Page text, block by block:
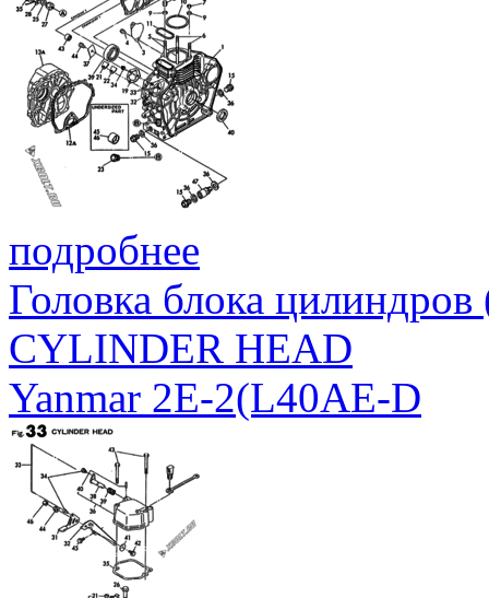
подробнее
Головка блока
CYLINDER HEAD
Yanmar 2E-2(L40AE-D